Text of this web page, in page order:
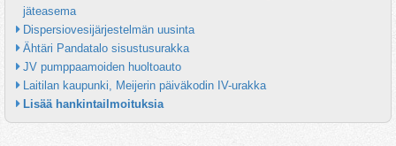
jäteasema
Dispersiovesijärjestelmän uusinta
Ähtäri Pandatalo sisustusurakka
JV pumppaamoiden huoltoauto
Laitilan kaupunki, Meijerin päiväkodin IV-urakka
Lisää hankintailmoituksia